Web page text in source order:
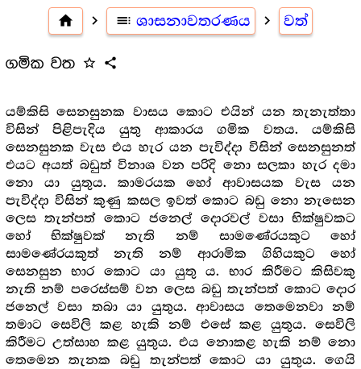
home navigate_next toc ශාසනාවතරණය navigate_next වත්
ගමික වත star_outline share
යම්කිසි සෙනසුනක වාසය කොට එයින් යන තැනැත්තා
විසින් පිළිපැදිය යුතු ආකාරය ගමික වතය. යම්කිසි
සෙනසුනක වැස එය හැර යන පැවිද්දා විසින් සෙනසුනත්
එයට අයත් බඩුත් විනාශ වන පරිදි නො සලකා හැර දමා
නො යා යුතුය. කාමරයක හෝ ආවාසයක වැස යන
පැවිද්දා විසින් කුණු කසල ඉවත් කොට බඩු නො නැසෙන
ලෙස තැන්පත් කොට ජනෙල් දොරවල් වසා භික්ෂුවකට
හෝ භික්ෂුවක් නැති නම් සාමණේරයකුට හෝ
සාමණේරයකුත් නැති නම් ආරාමික ගිහියකුට හෝ
සෙනසුන භාර කොට යා යුතු ය. භාර කිරීමට කිසිවකු
නැති නම් පරෙස්සම් වන ලෙස බඩු තැන්පත් කොට දොර
ජනෙල් වසා තබා යා යුතුය. ආවාසය තෙමෙනවා නම්
තමාට සෙවිලි කළ හැකි නම් එසේ කළ යුතුය. සෙවිලි
කිරීමට උත්සාහ කළ යුතුය. එය නොකළ හැකි නම් නො
තෙමෙන තැනක බඩු තැන්පත් කොට යා යුතුය. ගෙයි